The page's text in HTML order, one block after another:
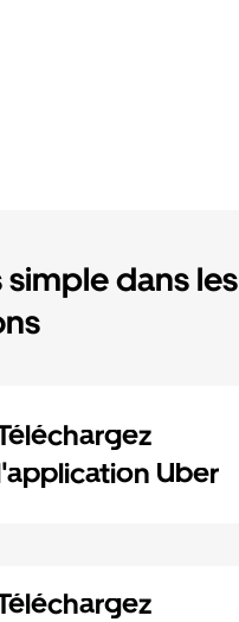
simple dans les
Uber